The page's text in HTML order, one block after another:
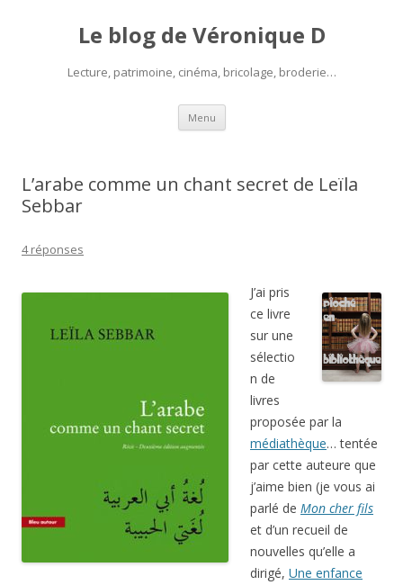
Le blog de Véronique D
Lecture, patrimoine, cinéma, bricolage, broderie…
Menu Aller
contenu
L’arabe comme un chant secret de Leïla
Sebbar
4 réponses
J’ai pris
ce livre
sur une
sélectio
n de
livres
proposée par la
médiathèque… tentée
par cette auteure que
j’aime bien (je vous ai
parlé de Mon cher fils
et d’un recueil de
nouvelles qu’elle a
dirigé, Une enfance